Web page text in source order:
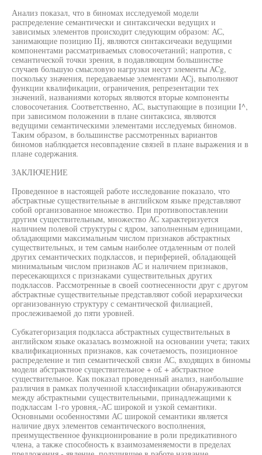
Анализ показал, что в биномах исследуемой модели
распределение семантически и синтаксически ведущих и
зависимых элементов происходит следующим образом: АС,
занимающие позицию IIj, являются синтаксичеаки ведущими
компонентами рассматриваемых словосочетаний; напротив, с
семантической точки зрения, в подавляющим большинстве
случаев большую смысловую нагрузки несут элементы ACg,
поскольку значения, передаваемые элементами ACj, выполняют
функции квалификации, ограничения, репрезентации тех
значений, названиями которых являются вторые компоненты
словосочетания. Соответственно, АС, выступающие в позиции I^,
при зависимом положении в плане синтаксиса, являются
ведущими семантическими элементами исследуемых биномов.
Таким образом, в большинстве рассмотренных вариантов
биномов наблюдается несовпадение связей в плане выражения и в
плане содержания.
ЗАКЛЮЧЕНИЕ
Проведенное в настоящей работе исследование показало, что
абстрактные существительные в английском языке представляют
собой организованное множество. При противопоставлении
другим существительным, множество АС характеризуется
наличием полевой структуры с ядром, заполненным единицами,
обладающими максимальным числом признаков абстрактных
существительных, и тем самым наиболее отдаленным от полей
других семантических подклассов, и периферией, обладающей
минимальным числом признаков АС и наличием признаков,
пересекающихся с признаками существительных других
подклассов. Рассмотренные в своей соотнесенности друг с другом
абстрактные существительные представляют собой иерархически
организованную структуру с семантической филиацией,
прослеживаемой до пяти уровней.
Субкатегоризация подкласса абстрактных существительных в
английском языке оказалась возможной на основании учета; таких
квалификационных признаков, как сочетаемость, позиционное
распределение и тип семантической связи АС, входящих в биномы
модели абстрактное существительное + о£ + абстрактное
существительное. Как показал проведенный анализ, наибольшие
различия в рамках полученной классификации обнаруживаются
между абстрактными существительными, принадлежащими к
подклассам 1-го уровня,-АС широкой и узкой семантики.
Основными особенностями АС широкой семантики является
наличие двух элементов семантического восполнения,
преимущественное функционирование в роли предикативного
члена, а также способность к взаимозаменяемости в пределах